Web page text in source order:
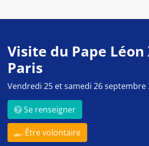
Visite du Pape Léon
Paris
Vendredi 25 et samedi 26 septembre
Se renseigner
Être volontaire